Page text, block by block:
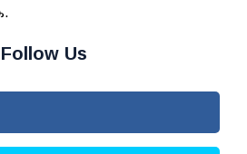
Follow Us